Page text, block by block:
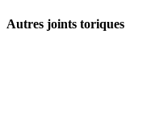
Autres joints toriques